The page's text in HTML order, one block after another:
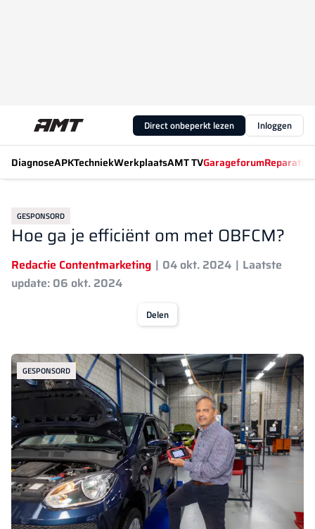
Direct onbeperkt lezen Inloggen
DiagnoseAPKTechniekWerkplaatsAMT TVGarageforum
GESPONSORD
Hoe ga je efficiënt om met OBFCM?
Redactie Contentmarketing 04 okt. 2024
Laatste
update: 06 okt. 2024
Delen
GESPONSORD